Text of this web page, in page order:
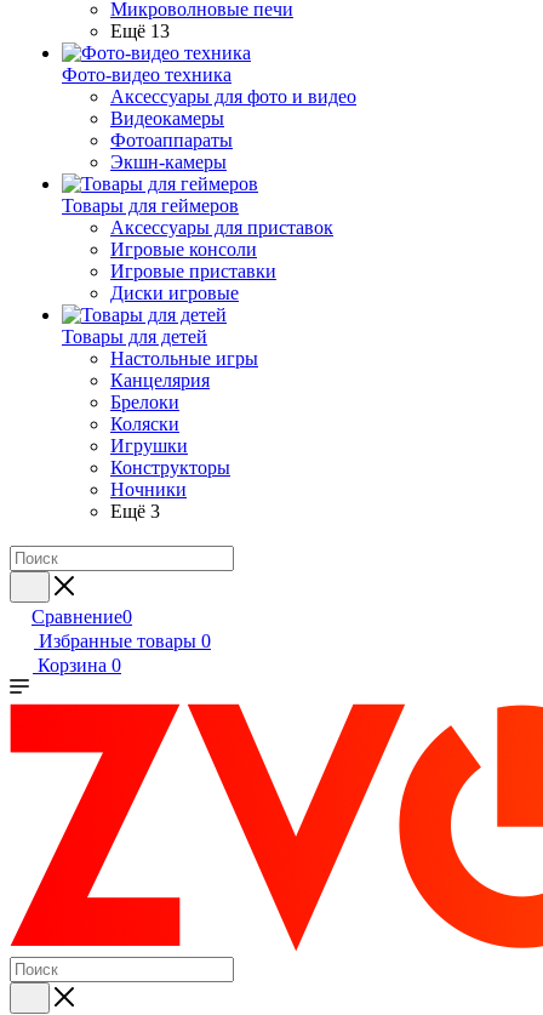
Микроволновые печи
Ещё 13
Фото-видео техника
Аксессуары для фото и видео
Видеокамеры
Фотоаппараты
Экшн-камеры
Товары для геймеров
Аксессуары для приставок
Игровые консоли
Игровые приставки
Диски игровые
Товары для детей
Настольные игры
Канцелярия
Брелоки
Коляски
Игрушки
Конструкторы
Ночники
Ещё 3
Сравнение0
Избранные товары 0
Корзина 0